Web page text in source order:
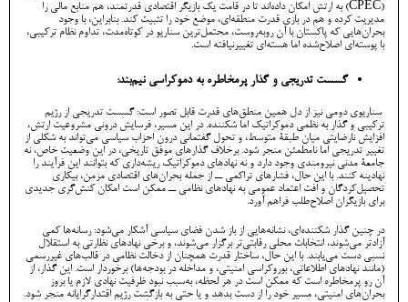
(CPEC) به ارتش امکان داده‌اند تا در قامت یک بازیگر اقتصادی قدرتمند، هم منابع مالی را
مدیریت کرده و هم در بازی قدرت منطقه‌ای، موضع خود را تثبیت کند. بنابراین، با وجود
بحران‌هایی که پاکستان با آن روبه‌روست، محتمل‌ترین سناریو در کوتاه‌مدت، تداوم نظام ترکیبی،
با پوسته‌ای اصلاح‌شده اما هسته‌ای تغییرنیافته است.
گسست تدریجی و گذار پرمخاطره به دموکراسی نیم‌بند:
سناریوی دومی نیز از دل همین منطق‌های قدرت قابل تصور است: گسست تدریجی از رژیم
ترکیبی و گذار به نظمی دموکراتیک اما شکننده. در این مسیر، فرسایش درونی مشروعیت ارتش،
افزایش نارضایتی میان طبقۀ متوسط، و تحول گفتمانی درون احزاب سیاسی می‌تواند به شکلی از
تغییر تدریجی اما نامطمئن منجر شود. برخلاف گذارهای موفق تاریخی، در این وضعیت خاص، نه
جامعۀ مدنی نیرومندی وجود دارد و نه نهادهای دموکراتیک ریشه‌داری که بتوانند این فرآیند را
نهادینه کنند. با این حال، فشارهای تراکمی ــ از جمله بحران‌های اقتصادی مزمن، بیکاری
تحصیل‌کردگان و افت اعتماد عمومی به نهادهای نظامی ــ ممکن است امکان کنش‌گری جدیدی
برای بازیگران اصلاح‌طلب فراهم آورد.
در چنین گذار شکننده‌ای، نشانه‌هایی از باز شدن فضای سیاسی آشکار می‌شود: رسانه‌ها کمی
آزادتر می‌شوند، انتخابات محلی رقابتی‌تر برگزار می‌شوند، و برخی نهادهای نظارتی به استقلال
نسبی دست می‌یابند. با این حال، ساختار قدرت همچنان از دخالت نظامی در قالب‌های غیررسمی
(مانند نهادهای اطلاعاتی، بوروکراسی امنیتی، و مداخله در بودجه‌ها) برخوردار است. این گذار، از
آن رو پرمخاطره است که ممکن است در هر لحظه، به‌سبب نبود ظرفیت نهادی لازم یا بروز
بحران‌های امنیتی، مسیر خود را از دست بدهد و یا حتی به بازگشت رژیم اقتدارگرایانه منجر شود.